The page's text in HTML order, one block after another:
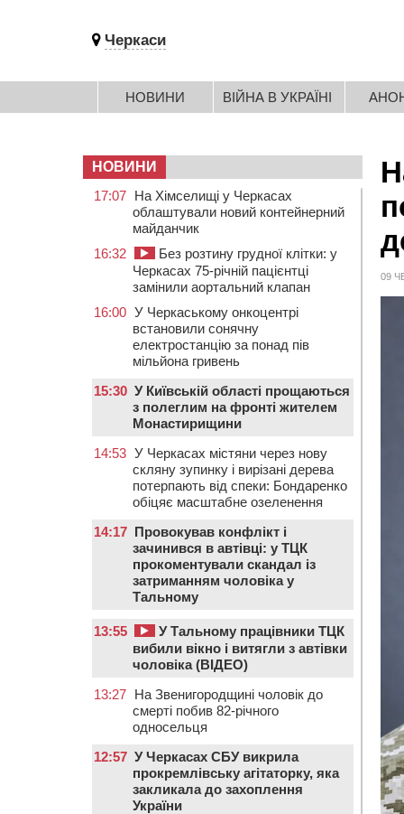
Черкаси
НОВИНИ ВІЙНА В УКРАЇНІ
09
НОВИНИ
17:07 На Хімселищі у Черкасах
облаштували новий контейнерний
майданчик
16:32
Без розтину грудної клітки: у
Черкасах 75-річній пацієнтці
замінили аортальний клапан
16:00 У Черкаському онкоцентрі
встановили сонячну
електростанцію за понад пів
мільйона гривень
15:30 У Київській області прощаються
з полеглим на фронті жителем
Монастирищини
14:53 У Черкасах містяни через нову
скляну зупинку і вирізані дерева
потерпають від спеки: Бондаренко
обіцяє масштабне озеленення
14:17 Провокував конфлікт і
зачинився в автівці: у ТЦК
прокоментували скандал із
затриманням чоловіка у
Тальному
13:55
У Тальному працівники ТЦК
вибили вікно і витягли з автівки
чоловіка (ВІДЕО)
13:27 На Звенигородщині чоловік до
смерті побив 82-річного
односельця
12:57 У Черкасах СБУ викрила
прокремлівську агітаторку, яка
закликала до захоплення
України